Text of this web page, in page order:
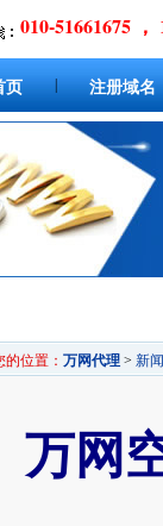
010-51661675 ，
页 注册域名
的位置： 万网代理 > 新
万网